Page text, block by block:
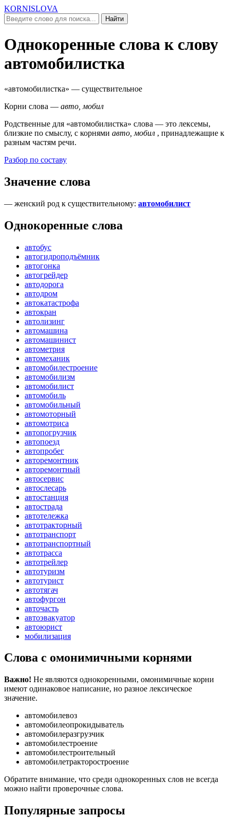
KORNISLOVA
Найти
Однокоренные слова к слову
автомобилистка
«автомобилистка» — существительное
Корни слова — авто, мобил
Родственные для «автомобилистка» слова — это лексемы,
близкие по смыслу, c корнями авто, мобил , принадлежащие к
разным частям речи.
Разбор по составу
Значение слова
— женский род к существительному: автомобилист
Однокоренные слова
автобус
автогидроподъёмник
автогонка
автогрейдер
автодорога
автодром
автокатастрофа
автокран
автолизинг
автомашина
автомашинист
автометрия
автомеханик
автомобилестроение
автомобилизм
автомобилист
автомобиль
автомобильный
автомоторный
автомотриса
автопогрузчик
автопоезд
автопробег
авторемонтник
авторемонтный
автосервис
автослесарь
автостанция
автострада
автотележка
автотракторный
автотранспорт
автотранспортный
автотрасса
автотрейлер
автотуризм
автотурист
автотягач
автофургон
авточасть
автоэвакуатор
автоюрист
мобилизация
Слова с омонимичными корнями
Важно! Не являются однокоренными, омонимичные корни
имеют одинаковое написание, но разное лексическое
значение.
автомобилевоз
автомобилеопрокидыватель
автомобилеразгрузчик
автомобилестроение
автомобилестроительный
автомобилетракторостроение
Обратите внимание, что среди однокоренных слов не всегда
можно найти проверочные слова.
Популярные запросы